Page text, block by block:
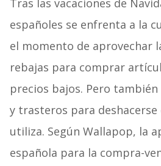
Tras las vacaciones de
españoles se enfrenta a la
el momento de aprovechar
rebajas para comprar
precios bajos. Pero
y trasteros para deshacerse
utiliza. Según Wallapop, la
española para la compra-